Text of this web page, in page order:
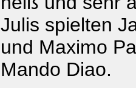
Julis spielten
und Maximo
Mando Diao.